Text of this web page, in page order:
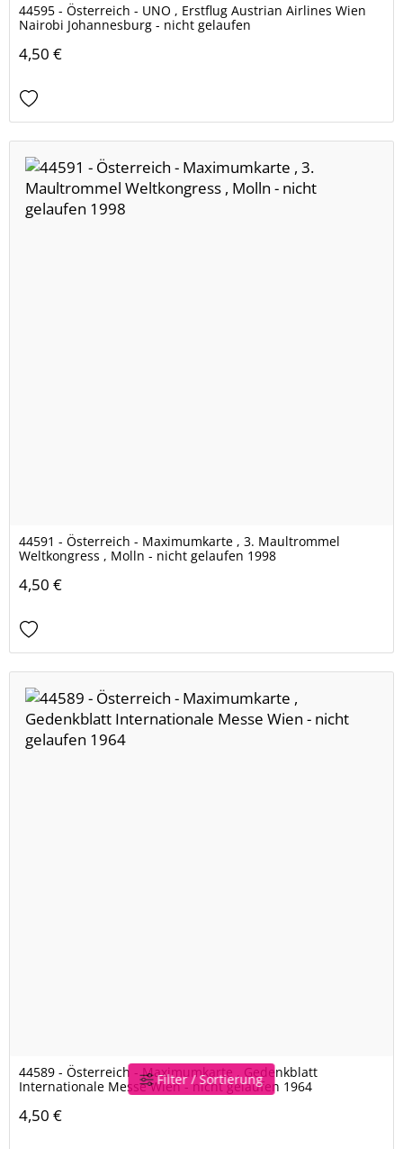
Filter / Sortierung
44595 - Österreich - UNO , Erstflug Austrian Airlines Wien
Nairobi Johannesburg - nicht gelaufen
4,50 €
44591 - Österreich - Maximumkarte , 3. Maultrommel
Weltkongress , Molln - nicht gelaufen 1998
4,50 €
44589 - Österreich - Maximumkarte , Gedenkblatt
Internationale Messe Wien - nicht gelaufen 1964
4,50 €